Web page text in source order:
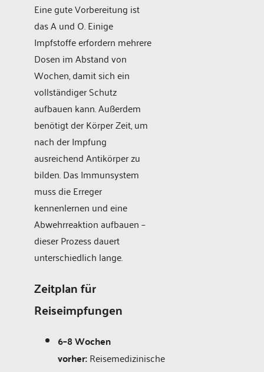
Eine gute Vorbereitung ist
das A und O. Einige
Impfstoffe erfordern mehrere
Dosen im Abstand von
Wochen, damit sich ein
vollständiger Schutz
aufbauen kann. Außerdem
benötigt der Körper Zeit, um
nach der Impfung
ausreichend Antikörper zu
bilden. Das Immunsystem
muss die Erreger
kennenlernen und eine
Abwehrreaktion aufbauen –
dieser Prozess dauert
unterschiedlich lange.
Zeitplan für
Reiseimpfungen
6–8 Wochen
vorher:Reisemedizinische